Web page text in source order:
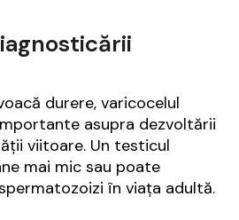
durere, varicocelul
asupra dezvoltării
viitoare. Un testicul
mai mic sau poate
în viața adultă.